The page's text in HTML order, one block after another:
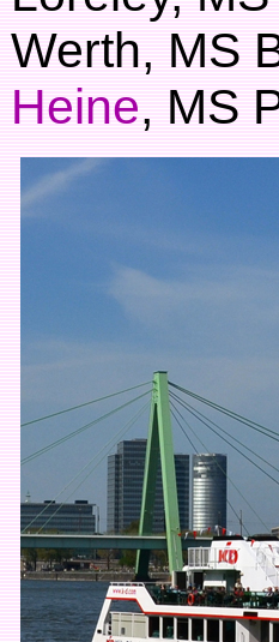
Werth, MS
Heine, MS